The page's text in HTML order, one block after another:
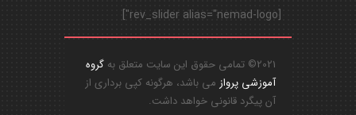
[rev_slider alias="nemad-logo"]
2021© تمامی حقوق این سایت متعلق به
گروه
آموزشی پرواز می باشد، هرگونه کپی برداری از
آن پیگرد قانونی خواهد داشت.